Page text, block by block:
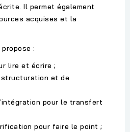
Il permet également
acquises et la
:
lire et écrire ;
et de
pour le transfert
pour faire le point ;